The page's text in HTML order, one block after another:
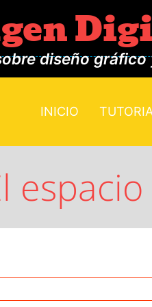
diseño gráfico
INICIO